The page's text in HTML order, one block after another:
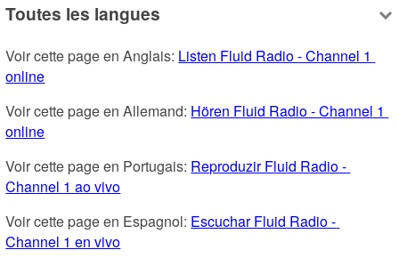
Toutes les langues
Voir cette page en Anglais: Listen Fluid Radio - Channel 1
online
Voir cette page en Allemand: Hören Fluid Radio - Channel 1
online
Voir cette page en Portugais: Reproduzir Fluid Radio -
Channel 1 ao vivo
Voir cette page en Espagnol: Escuchar Fluid Radio -
Channel 1 en vivo